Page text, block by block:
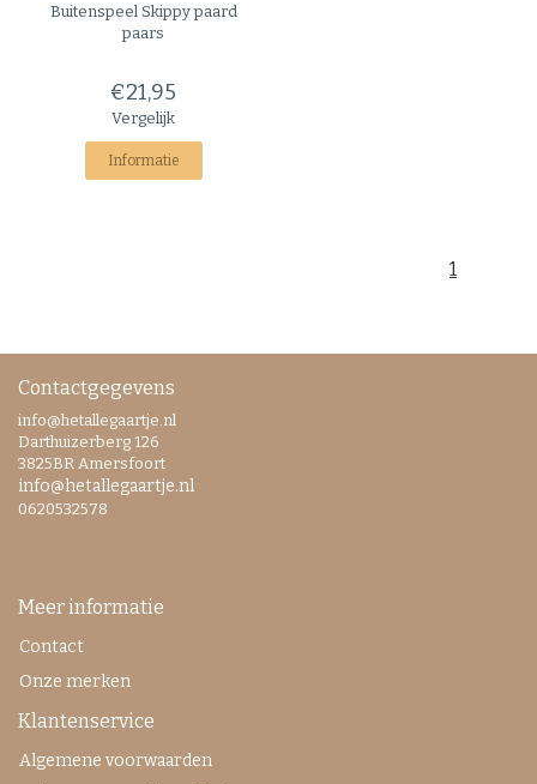
BuitenspeelSkippy paard
paars
€21,95
Vergelijk
Informatie
1
Contactgegevens
info@hetallegaartje.nl
Darthuizerberg 126
3825BR Amersfoort
info@hetallegaartje.nl
0620532578
Meer informatie
Contact
Onze merken
Klantenservice
Algemene voorwaarden